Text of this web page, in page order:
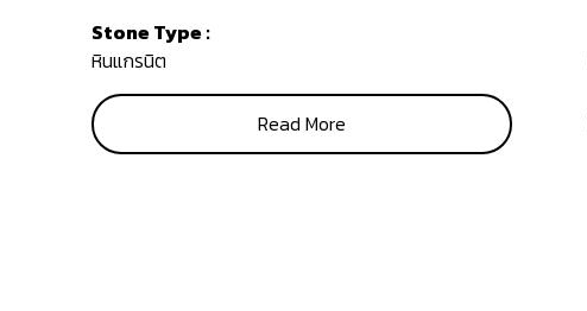
Stone Type :
หินแกรนิต
Read More